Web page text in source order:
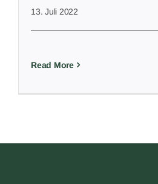
13. Juli 2022
Read More